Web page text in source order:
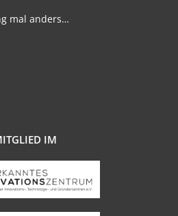
mal anders…
IM